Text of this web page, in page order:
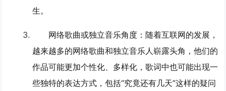
生。
网络歌曲或独立音乐角度 ：随着互联网的发展，
越来越多的网络歌曲和独立音乐人崭露头角，他们的
作品可能更加个性化、多样化，歌词中也可能出现一
些独特的表达方式，包括“究竟还有几天”这样的疑问